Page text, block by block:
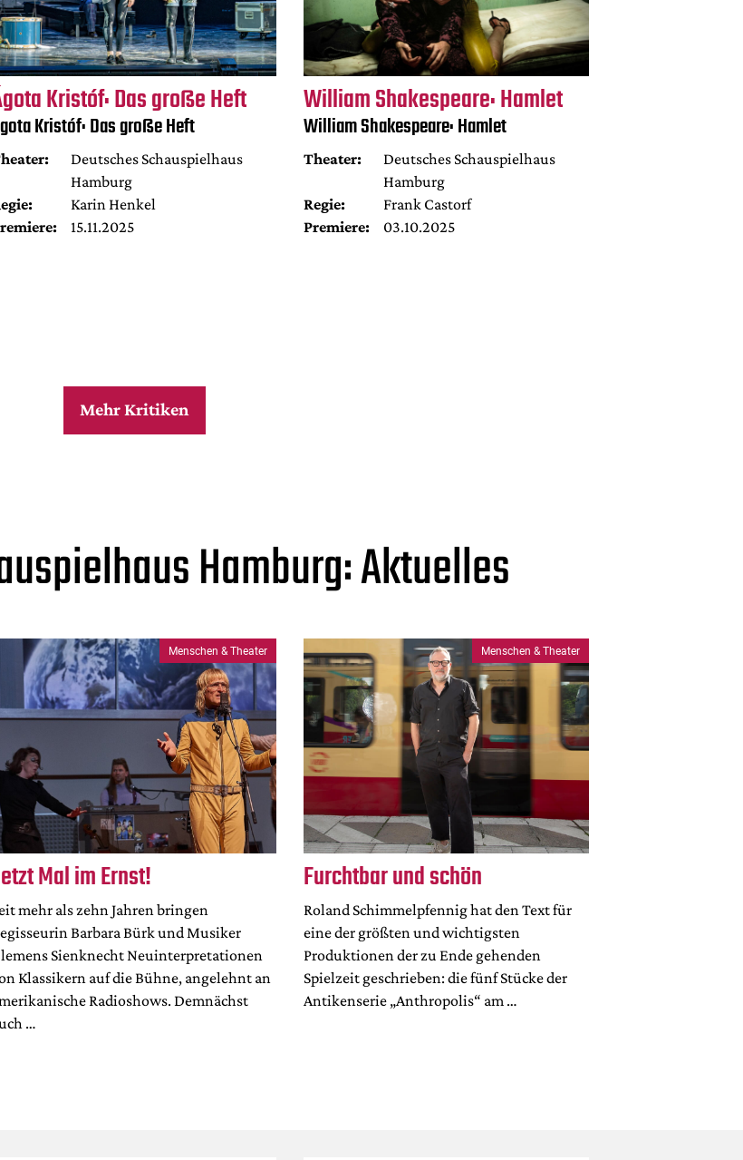
Kristóf: Das große Heft
Kristóf: Das große Heft
Deutsches Schauspielhaus
Hamburg
Karin Henkel
15.11.2025
William Shakespeare: Hamlet
William Shakespeare: Hamlet
Theater:
Deutsches Schauspielhaus
Hamburg
Regie:
Frank Castorf
Premiere:
03.10.2025
Mehr Kritiken
Hamburg: Aktuelles
Menschen & Theater
Mal im Ernst!
mehr als zehn Jahren bringen
Barbara Bürk und Musiker
Sienknecht Neuinterpretationen
Klassikern auf die Bühne, angelehnt an
Radioshows. Demnächst
…
Menschen & Theater
Furchtbar und schön
Roland Schimmelpfennig hat den Text für
eine der größten und wichtigsten
Produktionen der zu Ende gehenden
Spielzeit geschrieben: die fünf Stücke der
Antikenserie „Anthropolis“ am …